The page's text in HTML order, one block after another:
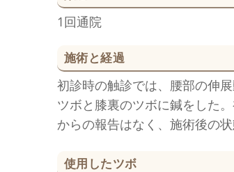
1回通院
施術と経過
初診時の触診では、腰部の伸
ツボと膝裏のツボに鍼をした
からの報告はなく、施術後の状
使用したツボ